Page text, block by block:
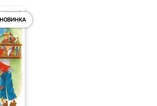
НОВИНКА